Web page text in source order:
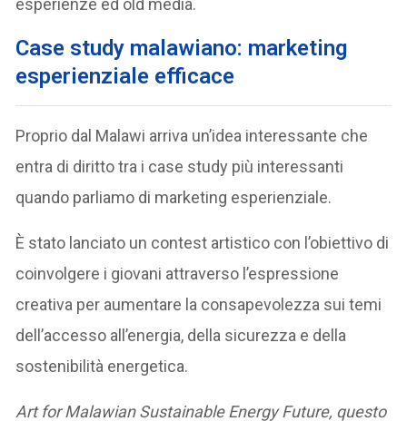
Case study malawiano: marketing
esperienziale efficace
Proprio dal Malawi arriva un’idea interessante che
entra di diritto tra i case study più interessanti
quando parliamo di marketing esperienziale.
È stato lanciato un contest artistico con l’obiettivo di
coinvolgere i giovani attraverso l’espressione
creativa per aumentare la consapevolezza sui temi
dell’accesso all’energia, della sicurezza e della
sostenibilità energetica.
Art for Malawian Sustainable Energy Future, questo